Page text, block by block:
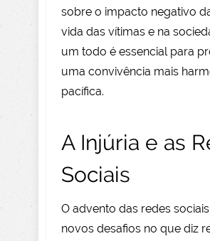
sobre o impacto negativo
vida das vítimas e na
um todo é essencial para
uma convivência mais
pacífica.
A Injúria e as
Sociais
O advento das redes
novos desafios no que diz